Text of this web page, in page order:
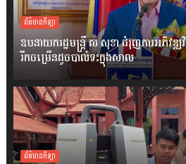
ព័ត៌មានកីឡា
ឧបនាយករដ្ឋមន្ដ្រី ស សុខា ជំរុញការអភិវឌ្ឍ
រីកចម្រើនដូចបាល់ទះក្នុងសាល
ព័ត៌មានកីឡា